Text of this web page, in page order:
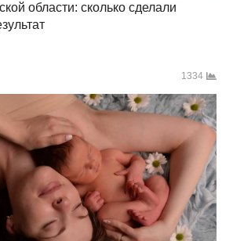
области: сколько сделали
1334